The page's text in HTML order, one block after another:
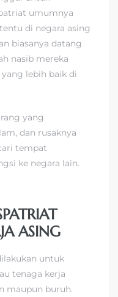
umumnya
di negara asing
biasanya datang
nasib mereka
lebih baik di
yang
dan rusaknya
tempat
ke negara lain.
ASING
untuk
tenaga kerja
maupun buruh.